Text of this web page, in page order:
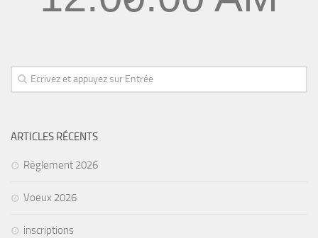
ARTICLES RÉCENTS
Réglement 2026
Voeux 2026
inscriptions